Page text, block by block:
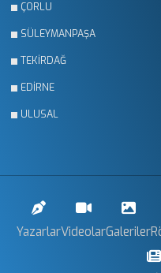
ÇORLU
SÜLEYMANPAŞA
TEKİRDAĞ
EDİRNE
ULUSAL
YazarlarVideolarGaleriler